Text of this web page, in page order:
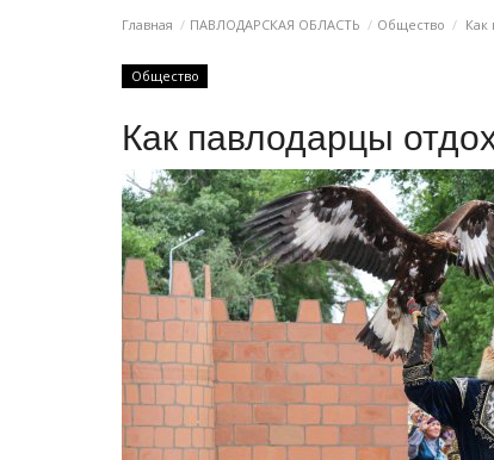
Главная ПАВЛОДАРСКАЯ ОБЛАСТЬ Общество Как
Общество
Как павлодарцы